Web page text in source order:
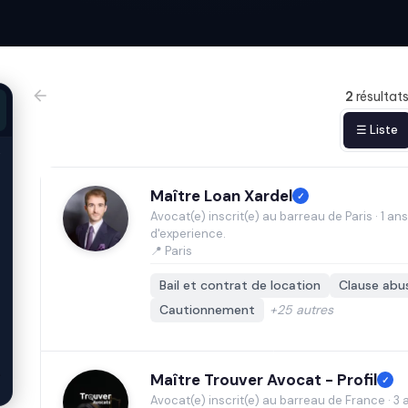
2 résultats
☰ Liste
Maître Loan Xardel ✓
Avocat(e) inscrit(e) au barreau de Paris · 1 ans
d'experience.
📍 Paris
Bail et contrat de location
Clause
Cautionnement
+25 autres
Maître Trouver Avocat - Profil ✓
Avocat(e) inscrit(e) au barreau de France · 3